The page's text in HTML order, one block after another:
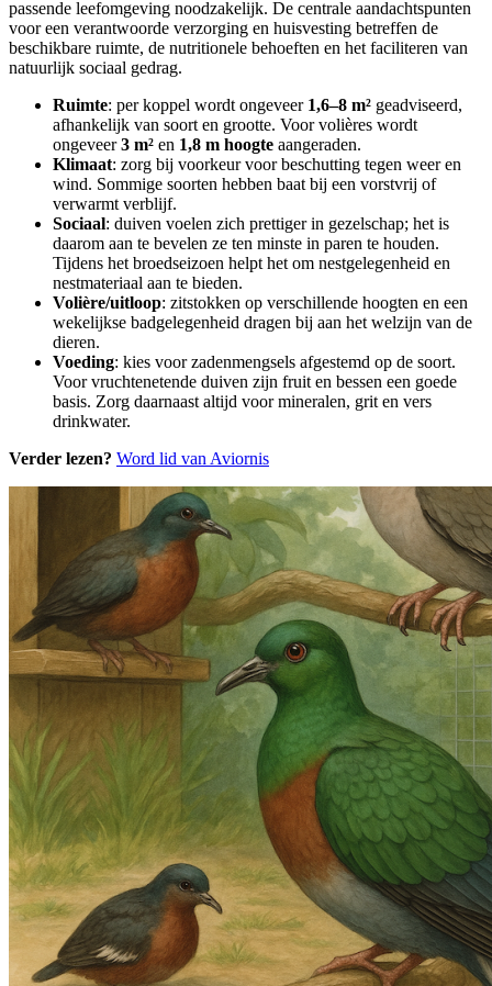
passende leefomgeving noodzakelijk. De centrale aandachtspunten
voor een verantwoorde verzorging en huisvesting betreffen de
beschikbare ruimte, de nutritionele behoeften en het faciliteren van
natuurlijk sociaal gedrag.
Ruimte: per koppel wordt ongeveer 1,6–8 m² geadviseerd,
afhankelijk van soort en grootte. Voor volières wordt
ongeveer3 m² en 1,8 m hoogte aangeraden.
Klimaat: zorg bij voorkeur voor beschutting tegen weer en
wind. Sommige soorten hebben baat bij een vorstvrij of
verwarmt verblijf.
Sociaal: duiven voelen zich prettiger in gezelschap; het is
daarom aan te bevelen ze ten minste in paren te houden.
Tijdens het broedseizoen helpt het om nestgelegenheid en
nestmateriaal aan te bieden.
Volière/uitloop: zitstokken op verschillende hoogten en een
wekelijkse badgelegenheid dragen bij aan het welzijn van de
dieren.
Voeding: kies voor zadenmengsels afgestemd op de soort.
Voor vruchtenetende duiven zijn fruit en bessen een goede
basis. Zorg daarnaast altijd voor mineralen, grit en vers
drinkwater.
Verder lezen? Word lid van Aviornis